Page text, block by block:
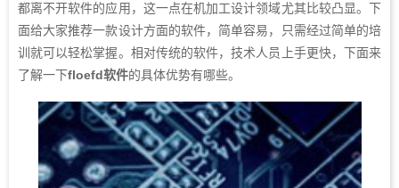
都离不开软件的应用，这一点在机加工设计领域尤其比较凸显。下
面给大家推荐一款设计方面的软件，简单容易，只需经过简单的培
训就可以轻松掌握。相对传统的软件，技术人员上手更快，下面来
了解一下floefd软件的具体优势有哪些。